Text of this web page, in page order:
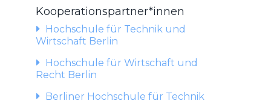
Kooperationspartner*innen
Hochschule für Technik und
Wirtschaft Berlin
Hochschule für Wirtschaft und
Recht Berlin
Berliner Hochschule für Technik